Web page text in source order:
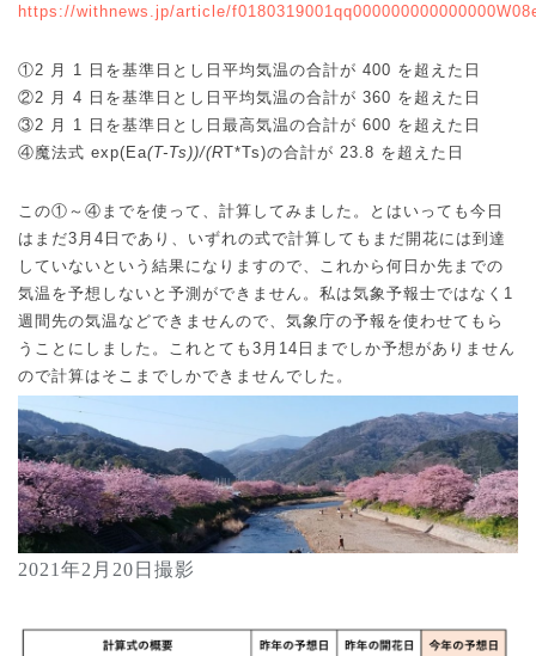
https://withnews.jp/article/
①2 月 1 日を基準日とし日平均気温の合計が 400 を超えた日
②2 月 4 日を基準日とし日平均気温の合計が 360 を超えた日
③2 月 1 日を基準日とし日最高気温の合計が 600 を超えた日
④魔法式 exp(Ea(T-Ts))/(RT*Ts)の合計が 23.8 を超えた日
この① ～ ④ までを使って、計算してみました。とはいっても今日
はまだ3 月 4 日であり、いずれの式で計算してもまだ開花には到達
していないという結果になりますので、これから何日か先までの
気温を予想しないと予測ができません。私は気象予報士ではなく 1
週間先の気温などできませんので、気象庁の予報を使わせてもら
うことにしました。これとても 3 月 14 日までしか予想がありません
ので計算はそこまでしかできませんでした。
2021 年2 月 20日撮影